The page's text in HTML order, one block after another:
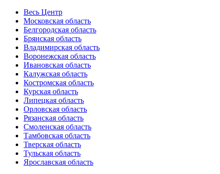
Весь Центр
Московская область
Белгородская область
Брянская область
Владимирская область
Воронежская область
Ивановская область
Калужская область
Костромская область
Курская область
Липецкая область
Орловская область
Рязанская область
Смоленская область
Тамбовская область
Тверская область
Тульская область
Ярославская область